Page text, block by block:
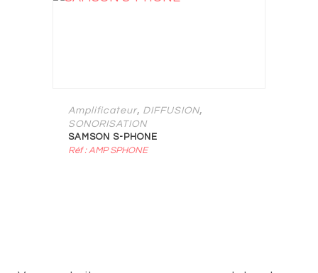
Amplificateur, DIFFUSION,
SONORISATION
SAMSON S-PHONE
Réf : AMP SPHONE